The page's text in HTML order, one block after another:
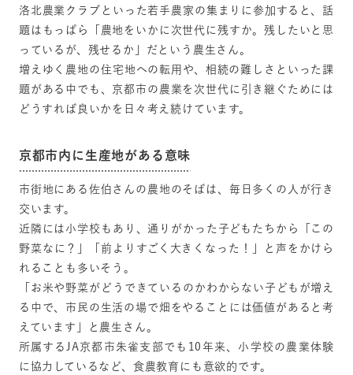
洛北農業クラブといった若手農家の集まりに参加すると、話
題はもっぱら「農地をいかに次世代に残すか。残したいと思
っているが、残せるか」だという農生さん。
増えゆく農地の住宅地への転用や、相続の難しさといった課
題がある中でも、京都市の農業を次世代に引き継ぐためには
どうすれば良いかを日々考え続けています。
京都市内に生産地がある意味
市街地にある佐伯さんの農地のそばは、毎日多くの人が行き
交います。
近隣には小学校もあり、通りがかった子どもたちから「この
野菜なに？」「前よりすごく大きくなった！」と声をかけら
れることも多いそう。
「お米や野菜がどうできているのかわからない子どもが増え
る中で、市民の生活の場で畑をやることには価値があると考
えています」と農生さん。
所属するJA京都市朱雀支部でも10年来、小学校の農業体験
に協力しているなど、食農教育にも意欲的です。